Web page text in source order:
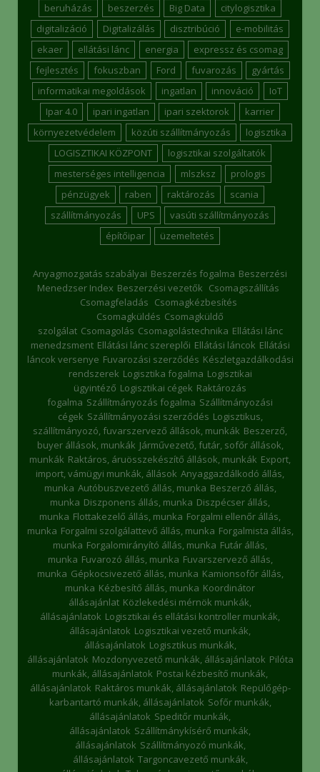
beruházás
beszerzés Big Data
citylogisztika
digitalizáció
Digitalizálás disztribúció
e-mobilitás
ekaer
ellátási lánc energia
expressz és csomag
fejlesztés
fokuszban Ford fuvarozás
gyártás
informatikai megoldások
ingatlan innováció
IoT
Ipar 4.0
ipari ingatlan ipari szektorok
karrier
környezetvédelem
közúti szállítmányozás
logisztika
LOGISZTIKAI KÖZPONT
logisztikai szolgáltatók
mesterséges intelligencia
mlszksz
prologis
pénzügyek
raben raktározás
scania
szállítmányozás
UPS
vasúti szállítmányozás
építőipar
üzemeltetés
Anyagmozgatás szabályai Beszerzés fogalma Beszerzési
Menedzser Index Beszerzési vezetők Csomagszállítás
Csomagfeladás Csomagkézbesítés
Csomagküldés Csomagküldő
szolgálat Csomagolás Csomagolástechnika Ellátási lánc
menedzsment Ellátási lánc szereplői Ellátási láncok Ellátási
láncok versenye Fuvarozási szerződés Készletgazdálkodási
rendszerek Logisztika fogalma Logisztikai
ügyintéző Logisztikai cégek Raktározás
fogalma Szállítmányozás fogalma Szállítmányozási
cégek Szállítmányozási szerződés Logisztikus,
szállítmányozó, fuvarszervező állások, munkák Beszerző,
buyer állások, munkák Járművezető, futár, sofőr állások,
munkák Raktáros, áruösszekészítő állások, munkák Export,
import, vámügyi munkák, állások Anyaggazdálkodó állás,
munka Autóbuszvezető állás, munka Beszerző állás,
munka Diszponens állás, munka Diszpécser állás,
munka Flottakezelő állás, munka Forgalmi ellenőr állás,
munka Forgalmi szolgálattevő állás, munka Forgalmista állás,
munka Forgalomirányító állás, munka Futár állás,
munka Fuvarozó állás, munka Fuvarszervező állás,
munka Gépkocsivezető állás, munka Kamionsofőr állás,
munka Kézbesítő állás, munka Koordinátor
állásajánlat Közlekedési mérnök munkák,
állásajánlatok Logisztikai és ellátási kontroller munkák,
állásajánlatok Logisztikai vezető munkák,
állásajánlatok Logisztikus munkák,
állásajánlatok Mozdonyvezető munkák, állásajánlatok Pilóta
munkák, állásajánlatok Postai kézbesítő munkák,
állásajánlatok Raktáros munkák, állásajánlatok Repülőgép-
karbantartó munkák, állásajánlatok Sofőr munkák,
állásajánlatok Speditőr munkák,
állásajánlatok Szállítmánykísérő munkák,
állásajánlatok Szállítmányozó munkák,
állásajánlatok Targoncavezető munkák,